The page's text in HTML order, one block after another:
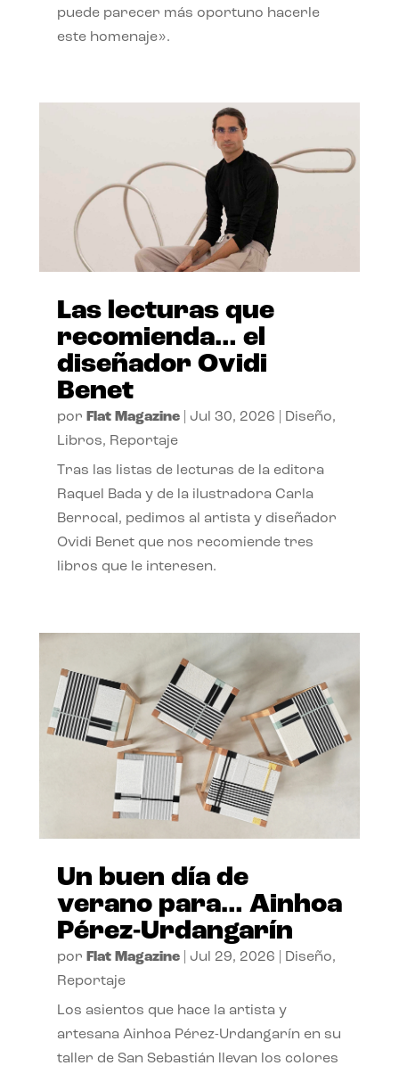
puede parecer más oportuno hacerle
este homenaje».
Las lecturas que
recomienda… el
diseñador Ovidi
Benet
por Flat Magazine| Jul 30, 2026 Diseño,
Libros, Reportaje
Tras las listas de lecturas de la editora
Raquel Bada y de la ilustradora Carla
Berrocal, pedimos al artista y diseñador
Ovidi Benet que nos recomiende tres
libros que le interesen.
Un buen día de
verano para… Ainhoa
Pérez-Urdangarín
por Flat Magazine| Jul 29, 2026 Diseño,
Reportaje
Los asientos que hace la artista y
artesana Ainhoa Pérez-Urdangarín en su
taller de San Sebastián llevan los colores